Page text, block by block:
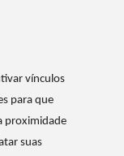
vínculos
para que
proximidade
suas